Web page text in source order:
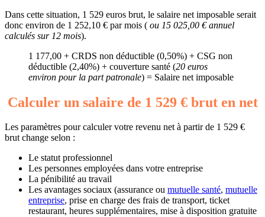
Dans cette situation, 1 529 euros brut, le salaire net imposable serait
donc environ de 1 252,10 € par mois ( ou 15 025,00 € annuel
calculés sur 12 mois).
1 177,00 + CRDS non déductible (0,50%) + CSG non
déductible (2,40%) + couverture santé (20 euros
environ pour la part patronale) = Salaire net imposable
Calculer un salaire de 1 529 € brut en net
Les paramètres pour calculer votre revenu net à partir de 1 529 €
brut change selon :
Le statut professionnel
Les personnes employées dans votre entreprise
La pénibilité au travail
Les avantages sociaux (assurance ou mutuelle santé, mutuelle
entreprise, prise en charge des frais de transport, ticket
restaurant, heures supplémentaires, mise à disposition gratuite